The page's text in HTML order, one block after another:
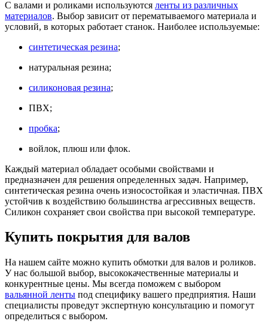
С валами и роликами используются ленты из различных
материалов. Выбор зависит от перематываемого материала и
условий, в которых работает станок. Наиболее используемые:
синтетическая резина;
натуральная резина;
силиконовая резина;
ПВХ;
пробка;
войлок, плюш или флок.
Каждый материал обладает особыми свойствами и
предназначен для решения определенных задач. Например,
синтетическая резина очень износостойкая и эластичная. ПВХ
устойчив к воздействию большинства агрессивных веществ.
Силикон сохраняет свои свойства при высокой температуре.
Купить покрытия для валов
На нашем сайте можно купить обмотки для валов и роликов.
У нас большой выбор, высококачественные материалы и
конкурентные цены. Мы всегда поможем с выбором
вальянной ленты под специфику вашего предприятия. Наши
специалисты проведут экспертную консультацию и помогут
определиться с выбором.